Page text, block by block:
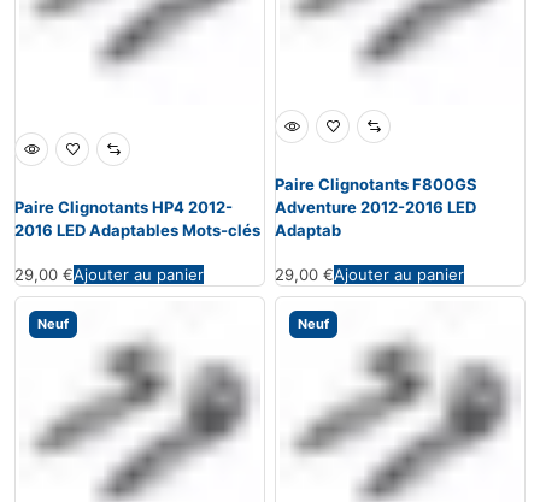
Paire Clignotants HP4 2012-
2016 LED Adaptables Mots-clés
29,00 €Ajouter au panier
Paire Clignotants F800GS
Adventure 2012-2016 LED
Adaptab
29,00 €Ajouter au panier
Neuf Neuf